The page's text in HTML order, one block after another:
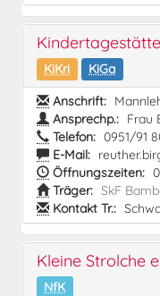
KiKri
KiGa
Anschrift:
Ansprechp.: Frau
Telefon: 0951/91
E-Mail:
Öffnungszeiten:
Träger: SkF
Kontakt Tr.:
Kleine Strolche
NfK